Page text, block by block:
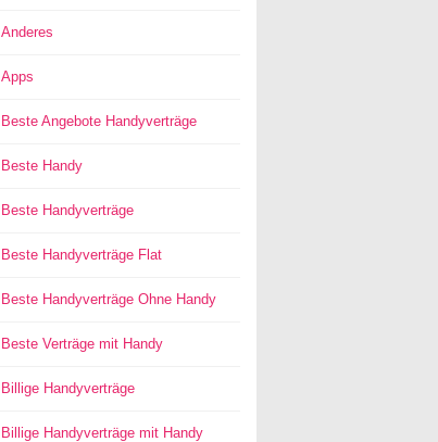
Anderes
Apps
Beste Angebote Handyverträge
Beste Handy
Beste Handyverträge
Beste Handyverträge Flat
Beste Handyverträge Ohne Handy
Beste Verträge mit Handy
Billige Handyverträge
Billige Handyverträge mit Handy